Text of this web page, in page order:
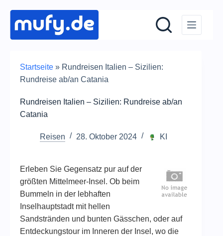
Inhalt
springen
Startseite » Rundreisen Italien – Sizilien:
Rundreise ab/an Catania
Rundreisen Italien – Sizilien: Rundreise ab/an
Catania
Reisen 28. Oktober 2024 KI
Erleben Sie Gegensatz pur auf der
größten Mittelmeer-Insel. Ob beim
Bummeln in der lebhaften
Inselhauptstadt mit hellen
Sandstränden und bunten Gässchen, oder auf
Entdeckungstour im Inneren der Insel, wo die